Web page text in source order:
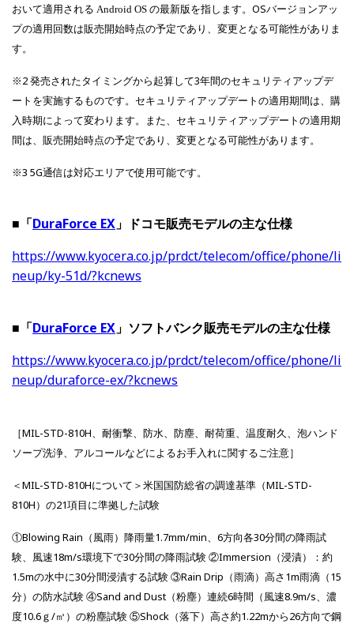
おいて適用される Android OS の最新版を指します。OSバージョンアッ
プの適用回数は販売開始時点の予定であり、変更となる可能性がありま
す。
※2 発売されたタイミングから起算して3年間のセキュリティアップデ
ートを実施するものです。セキュリティアップデートの適用期間は、購
入時期によって変わります。また、セキュリティアップデートの適用期
間は、販売開始時点の予定であり、変更となる可能性があります。
※3 5G通信は対応エリアで使用可能です。
■「DuraForce EX 」ドコモ販売モデルの主な仕様
https://www.kyocera.co.jp/prdct/telecom/office/phone/li
neup/ky-51d/?kcnews
■「DuraForce EX 」ソフトバンク販売モデルの主な仕様
https://www.kyocera.co.jp/prdct/telecom/office/phone/li
neup/duraforce-ex/?kcnews
［MIL-STD-810H、耐衝撃、防水、防塵、耐荷重、温度耐久、泡ハンド
ソープ洗浄、アルコールなどによるお手入れに関するご注意］
＜MIL-STD-810Hについて＞米国国防総省の調達基準（MIL-STD-
810H）の21項目に準拠した試験
①Blowing Rain（風雨）降雨量1.7mm/min、6方向各30分間の降雨試
験、風速18m/s環境下で30分間の降雨試験 ②Immersion（浸漬）：約
1.5mの水中に30分間浸漬する試験 ③Rain Drip（雨滴）高さ1m雨滴（15
分）の防水試験 ④Sand and Dust（粉塵）連続6時間（風速8.9m/s、濃
度10.6ｇ/㎥）の粉塵試験 ⑤Shock（落下）高さ約1.22mから26方向で鋼